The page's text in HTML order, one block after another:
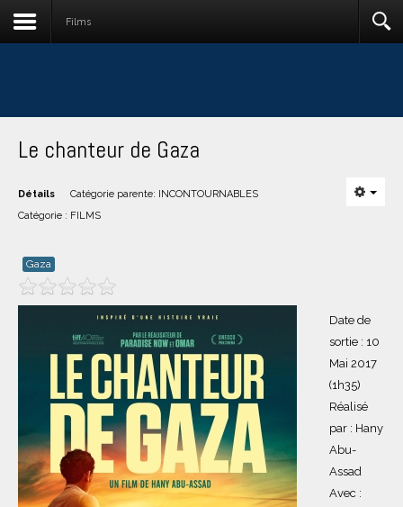
Films
Le chanteur de Gaza
Détails Catégorie parente: INCONTOURNABLES
Catégorie : FILMS
Gaza
Date de
sortie : 10
Mai 2017
(1h35)
Réalisé
par : Hany
Abu-
Assad
Avec :